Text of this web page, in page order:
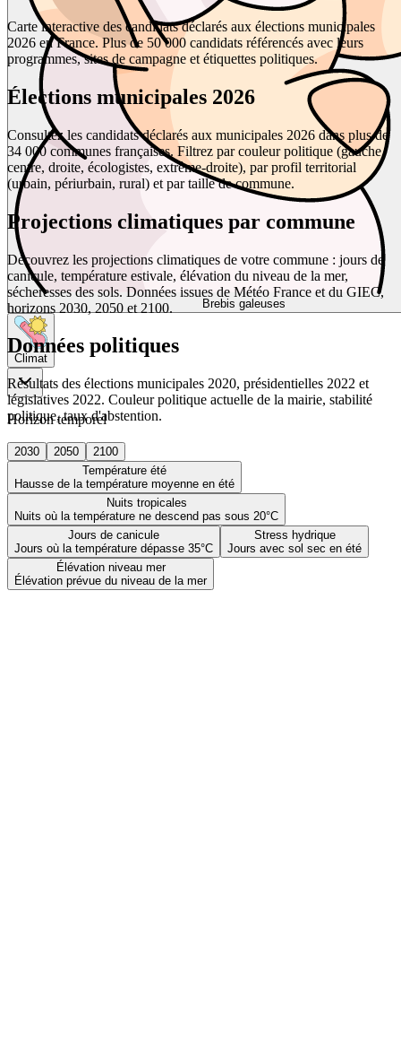
Brebis galeuses
Climat
Horizon temporel
2030 2050
2100
Température été
Hausse de la température moyenne en été
Nuits tropicales
Nuits où la température ne descend pas sous 20°C
Jours de canicule
Jours où la température dépasse 35°C
Stress hydrique
Jours avec sol sec en été
Élévation niveau mer
Élévation prévue du niveau de la mer
Carte interactive des candidats déclarés aux élections municipales
2026 en France. Plus de 50 000 candidats référencés avec leurs
programmes, sites de campagne et étiquettes politiques.
Élections municipales 2026
Consultez les candidats déclarés aux municipales 2026 dans plus de
34 000 communes françaises. Filtrez par couleur politique (gauche,
centre, droite, écologistes, extrême-droite), par profil territorial
(urbain, périurbain, rural) et par taille de commune.
Projections climatiques par commune
Découvrez les projections climatiques de votre commune : jours de
canicule, température estivale, élévation du niveau de la mer,
sécheresses des sols. Données issues de Météo France et du GIEC,
horizons 2030, 2050 et 2100.
Données politiques
Résultats des élections municipales 2020, présidentielles 2022 et
législatives 2022. Couleur politique actuelle de la mairie, stabilité
politique, taux d'abstention.